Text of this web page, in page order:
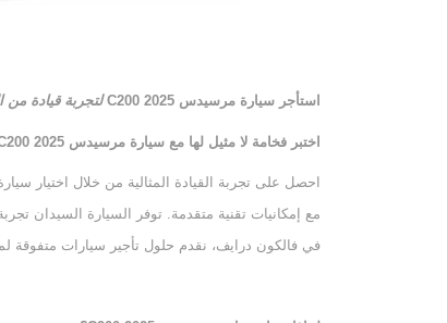
استأجر سيارة مرسيدس C200 2025 لتجربة قيادة من
اختبر فخامة لا مثيل لها مع سيارة مرسيدس 2025
مع إمكانيات تقنية متقدمة. توفر السيارة السيدان
في فالكون درايف، نقدم حلول تأجير سيارات متفوقة